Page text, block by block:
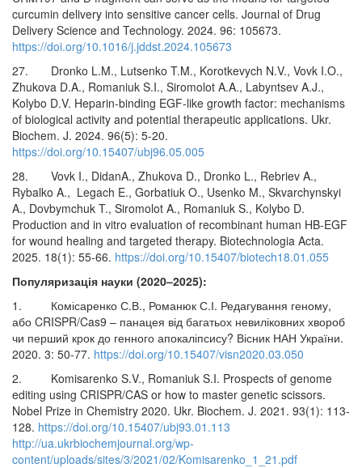
curcumin delivery into sensitive cancer cells. Journal of Drug
Delivery Science and Technology. 2024. 96: 105673.
https://doi.org/10.1016/j.jddst.2024.105673
27. Dronko L.M., Lutsenko T.M., Korotkevych N.V., Vovk I.O.,
Zhukova D.A., Romaniuk S.I., Siromolot A.A., Labyntsev A.J.,
Kolybo D.V. Heparin-binding EGF-like growth factor: mechanisms
of biological activity and potential therapeutic applications. Ukr.
Biochem. J. 2024. 96(5): 5-20.
https://doi.org/10.15407/ubj96.05.005
28. Vovk I., DidanA., Zhukova D., Dronko L., Rebriev A.,
Rybalko A., Legach E., Gorbatiuk O., Usenko M., Skvarchynskyi
A., Dovbymchuk T., Siromolot A., Romaniuk S., Kolybo D.
Production and in vitro evaluation of recombinant human HB-EGF
for wound healing and targeted therapy. Biotechnologia Acta.
2025. 18(1): 55-66. https://doi.org/10.15407/biotech18.01.055
Популяризація науки (2020–2025):
1. Комісаренко С.В., Романюк С.І. Редагування геному,
або CRISPR/Cas9 – панацея від багатьох невиліковних хвороб
чи перший крок до генного апокаліпсису? Вісник НАН України.
2020. 3: 50-77. https://doi.org/10.15407/visn2020.03.050
2. Komisarenko S.V., Romaniuk S.I. Prospects of genome
editing using CRISPR/CAS or how to master genetic scissors.
Nobel Prize in Chemistry 2020. Ukr. Biochem. J. 2021. 93(1): 113-
128. https://doi.org/10.15407/ubj93.01.113
http://ua.ukrbiochemjournal.org/wp-
content/uploads/sites/3/2021/02/Komisarenko_1_21.pdf